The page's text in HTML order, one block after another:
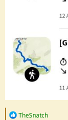
R
TheSnatch